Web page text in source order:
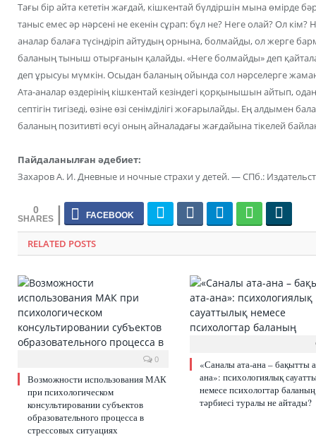
Тағы бір айта кететін жағдай, кішкентай бүлдіршін мына өмірде
таныс емес әр нәрсені не екенін сұрап: бұл не? Неге олай? Ол кім?
аналар балаға түсіндіріп айтудың орнына, болмайды, ол жерге
баланың тыныш отырғанын қалайды. «Неге болмайды» деп
деп ұрысуы мүмкін. Осыдан баланың ойында сол нәрселерге
Ата-аналар өздерінің кішкентай кезіндегі қорқынышын айтып,
септігін тигізеді, өзіне өзі сенімділігі жоғарылайды. Ең алдымен
баланың позитивті өсуі оның айналадағы жағдайына тікелей
Пайдаланылған әдебиет:
Захаров А. И. Дневные и ночные страхи у детей. — СПб.:
0
RELATED POSTS
0
Возможности использования МАК
при психологическом
консультировании субъектов
образовательного процесса в
стрессовых ситуациях
«Саналы ата-ана – бақытты
ана»: психологиялық
немесе психологтар баланың
тәрбиесі туралы не айтады?